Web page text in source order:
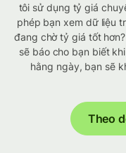
tôi sử dụng tỷ giá
phép bạn xem dữ liệu
đang chờ tỷ giá tốt
sẽ báo cho bạn biết
hằng ngày, bạn sẽ
Theo